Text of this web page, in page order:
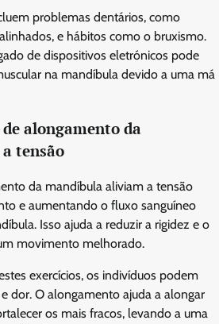
problemas dentários, como
e hábitos como o bruxismo.
de dispositivos eletrónicos pode
na mandíbula devido a uma má
alongamento da
tensão
da mandíbula aliviam a tensão
e aumentando o fluxo sanguíneo
Isso ajuda a reduzir a rigidez e o
movimento melhorado.
exercícios, os indivíduos podem
dor. O alongamento ajuda a alongar
os mais fracos, levando a uma